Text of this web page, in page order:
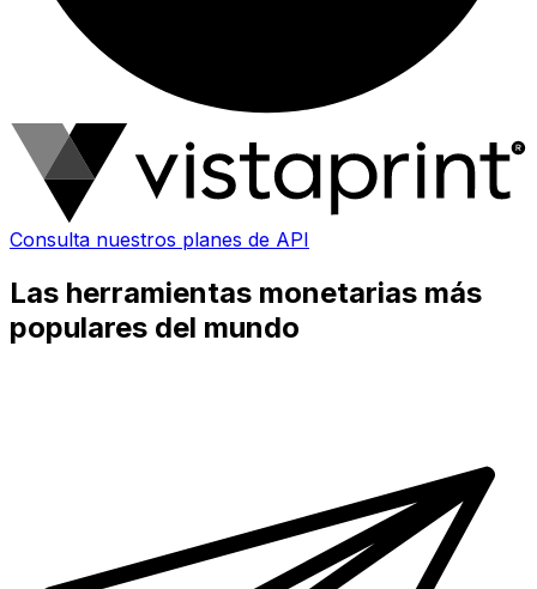
Consulta nuestros planes de API
Las herramientas monetarias más
populares del mundo